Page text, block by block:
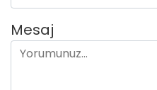
Mesaj